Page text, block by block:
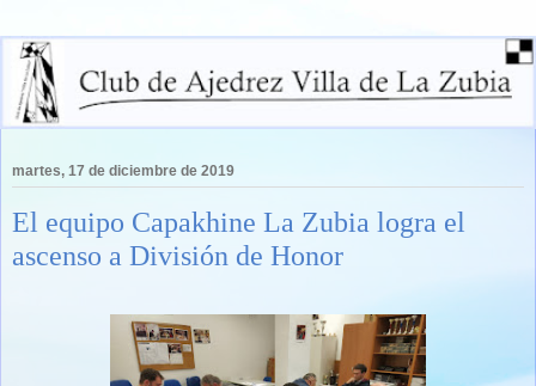
martes, 17 de diciembre de 2019
El equipo Capakhine La Zubia logra el
ascenso a División de Honor